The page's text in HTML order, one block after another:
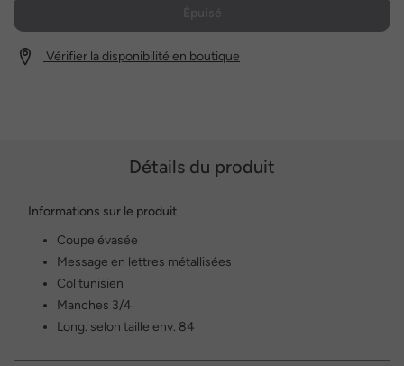
Vérifier la disponibilité en boutique
Détails du produit
Informations sur le produit
Coupe évasée
Message en lettres métallisées
Col tunisien
Manches 3/4
Long. selon taille env. 84